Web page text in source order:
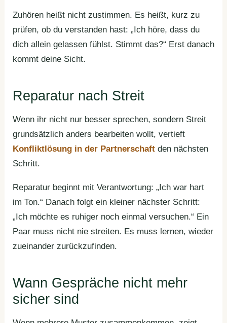
Zuhören heißt nicht zustimmen. Es heißt, kurz zu
prüfen, ob du verstanden hast: „Ich höre, dass du
dich allein gelassen fühlst. Stimmt das?“ Erst danach
kommt deine Sicht.
Reparatur nach Streit
Wenn ihr nicht nur besser sprechen, sondern Streit
grundsätzlich anders bearbeiten wollt, vertieft
Konfliktlösung in der Partnerschaftden nächsten
Schritt.
Reparatur beginnt mit Verantwortung: „Ich war hart
im Ton.“ Danach folgt ein kleiner nächster Schritt:
„Ich möchte es ruhiger noch einmal versuchen.“ Ein
Paar muss nicht nie streiten. Es muss lernen, wieder
zueinander zurückzufinden.
Wann Gespräche nicht mehr
sicher sind